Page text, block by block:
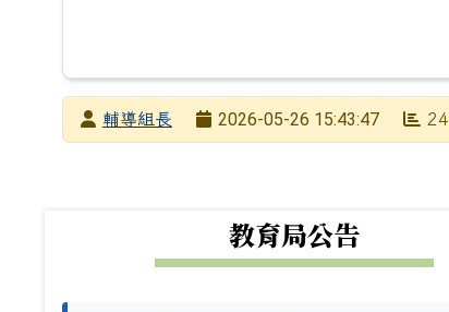
發布者輔導組長
2026-05-26 15:43:47
教育局公告